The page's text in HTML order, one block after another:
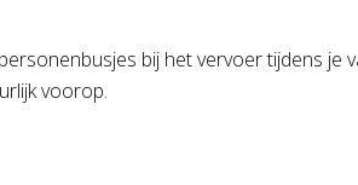
bij het vervoer tijdens
voorop.